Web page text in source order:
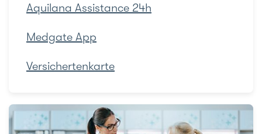
Aquilana Assistance 24h
Medgate App
Versichertenkarte